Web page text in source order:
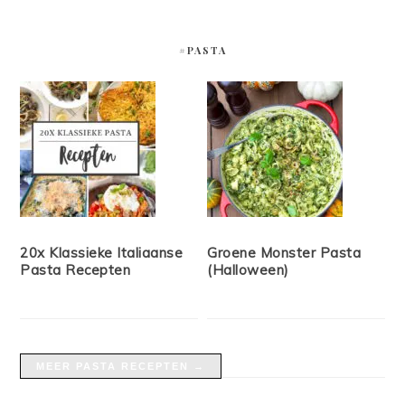
#PASTA
20x Klassieke Italiaanse
Pasta Recepten
Groene Monster Pasta
(Halloween)